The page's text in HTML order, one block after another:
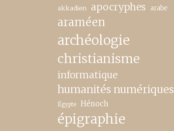
akkadien apocryphes arabe
araméen
archéologie
christianisme
informatique
humanités numériques
Égypte Hénoch
épigraphie